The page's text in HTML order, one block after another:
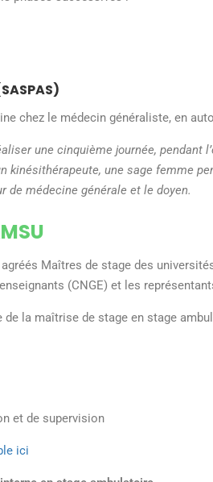
chez le médecin généraliste, en
une cinquième journée, pendant
kinésithérapeute, une sage femme
de médecine générale et le doyen.
MSU
Maîtres de stage des
enseignants (CNGE) et les
de la maîtrise de stage en stage
et de supervision
ici